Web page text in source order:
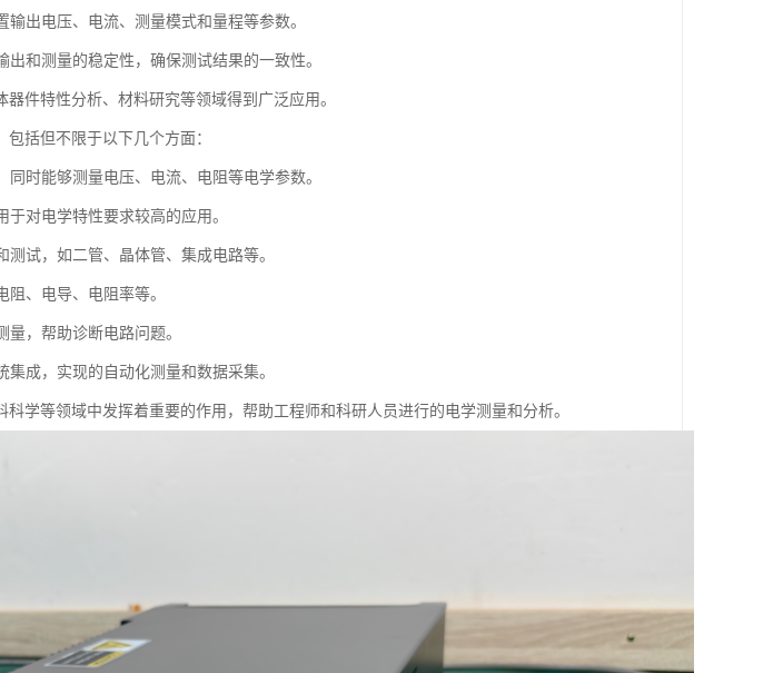
出电压、电流、测量模式和量程等参数。
和测量的稳定性，确保测试结果的一致性。
件特性分析、材料研究等领域得到广泛应用。
括但不限于以下几个方面：
时能够测量电压、电流、电阻等电学参数。
对电学特性要求较高的应用。
试，如二管、晶体管、集成电路等。
、电导、电阻率等。
，帮助诊断电路问题。
成，实现的自动化测量和数据采集。
学等领域中发挥着重要的作用，帮助工程师和科研人员进行的电学测量和分析。